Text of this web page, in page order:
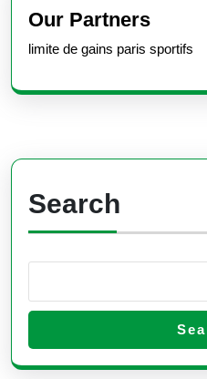
post:
Our Partners
limite de gains paris sportifs
Search